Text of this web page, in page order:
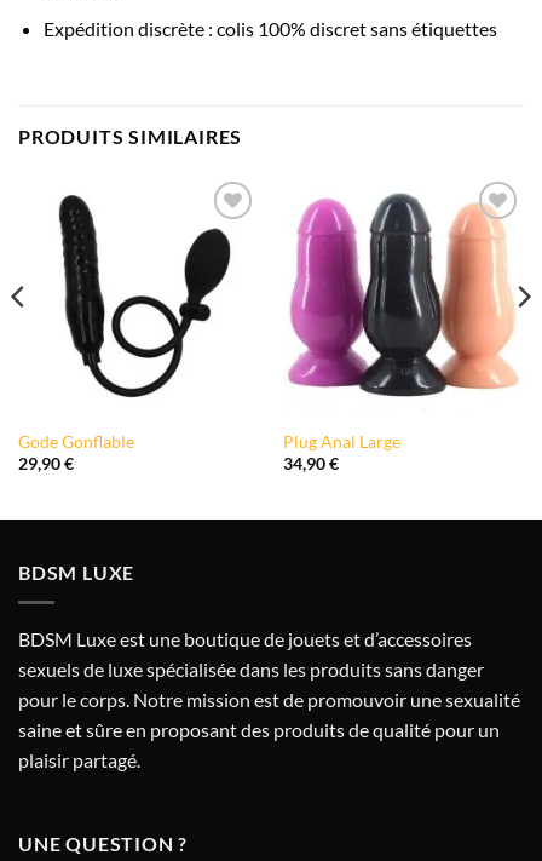
Expédition discrète : colis 100% discret sans étiquettes
PRODUITS SIMILAIRES
Ajouter
de
souhaits
Gode Gonflable
29,90€
Ajouter
souhaits
Plug Anal Large
34,90€
BDSM LUXE
BDSM Luxe est une boutique de jouets et d’accessoires
sexuels de luxe spécialisée dans les produits sans danger
pour le corps. Notre mission est de promouvoir une sexualité
saine et sûre en proposant des produits de qualité pour un
plaisir partagé.
UNE QUESTION ?